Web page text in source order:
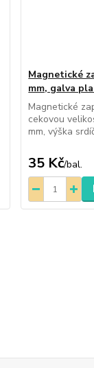
Magnetické
mm, galva
Magnetické
cekovou
mm, výška
35 Kč/bal.